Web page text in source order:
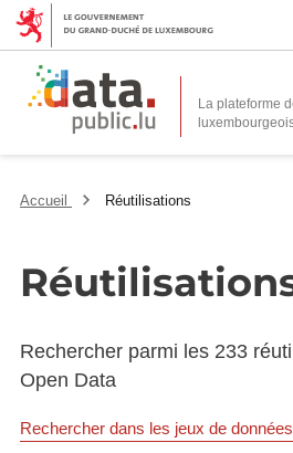
La plateforme
Accueil Réutilisations
Rechercher parmi les 233
Open Data
Rechercher dans les jeux de données